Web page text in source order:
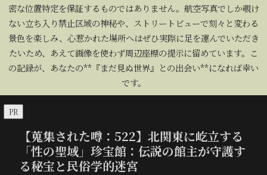
密な位置特定を保証するものではありません。航空写真でしか覗け
ない立ち入り禁止区域の神秘や、ストリートビューで刻々と変わる
景色を楽しみ、心惹かれた場所へはぜひ実際に足を運んでいただき
たいため、あえて画像を使わず周辺座標の提示に留めています。こ
の記録が、あなたの**『まだ見ぬ世界』との出会い**になれば幸い
です。
PR
【蒐集された噂：522】北関東に屹立する
「性の聖域」珍宝館：伝説の館主が守護す
る秘宝と民俗学的迷宮